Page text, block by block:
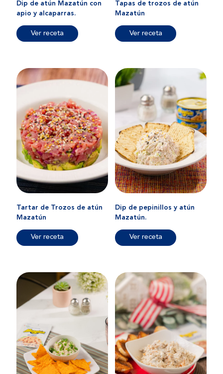
Dip de atún Mazatún con
apio y alcaparras.
Ver receta
Tapas de trozos de atún
Mazatún
Ver receta
Tartar de Trozos de atún
Mazatún
Ver receta
Dip de pepinillos y atún
Mazatún.
Ver receta